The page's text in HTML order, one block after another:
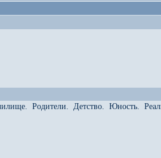
Родители. Детство. Юность.